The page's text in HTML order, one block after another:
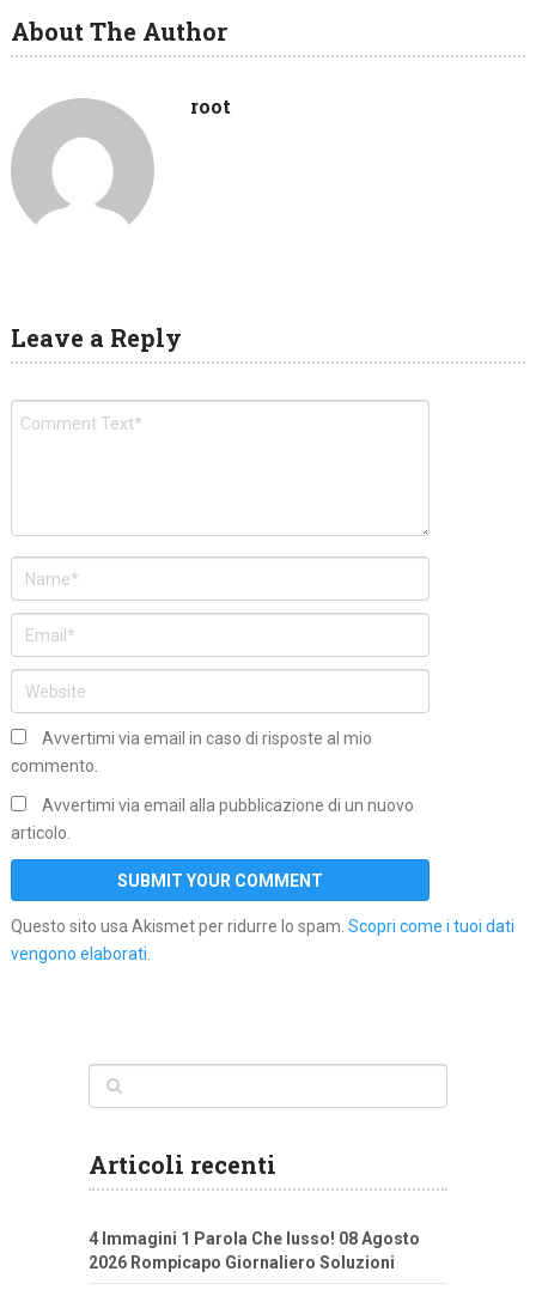
About The Author
root
Leave a Reply
Avvertimi via email in caso di risposte al mio
commento.
Avvertimi via email alla pubblicazione di un nuovo
articolo.
Questo sito usa Akismet per ridurre lo spam. Scopri come i tuoi dati
vengono elaborati.
Articoli recenti
4 Immagini 1 Parola Che lusso! 08 Agosto
2026 Rompicapo Giornaliero Soluzioni